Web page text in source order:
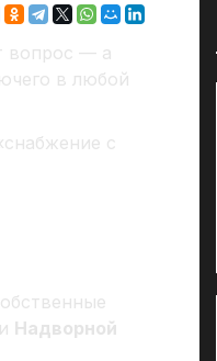
вопрос — а
в любой
с
и Надворной